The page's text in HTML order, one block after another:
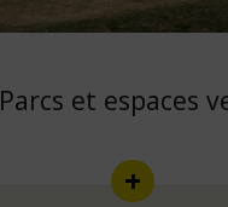
Parcs et espaces